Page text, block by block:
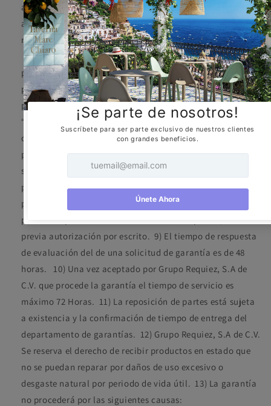
alteraciones al diseño del producto o instalación y/o
armado en forma inapropiada.4)En telas no incluidas en
nuestro catálogo, no ofrecemos ninguna garantía.
5)Marcas leves de inyección en el polipropileno o
policarbonato son causa normal del proceso aprobados
por Grupo Requiez. 6)
La piel es un producto natural y
puede presentar imperfecciones. Estas son la prueba de ser
“Piel Real”, reclamaciones podrán no ser aceptadas por las
condiciones naturales del producto. 7)La madera es un
producto natural y puede presentar imperfecciones. Estas
son la prueba de ser “Madera Natural”, reclamaciones
podrán no ser aceptadas por las condiciones naturales del
producto. 8)
Ningún trabajo de reparación de nuestros
productos podrá hacerse fuera de nuestra planta, sin
previa autorización por escrito. 9) El tiempo de respuesta
de evaluación del de una solicitud de garantía es de 48
horas. 10) Una vez aceptado por Grupo Requiez, S.A de
C.V. que procede la garantía el tiempo de servicio es
máximo 72 Horas. 11) La reposición de partes está sujeta
a existencia y la confirmación de tiempo de entrega del
departamento de garantías. 12) Grupo Requiez, S.A de C.V.
Se reserva el derecho de recibir productos en estado que
no se puedan reparar por daños de uso excesivo o
desgaste natural por periodo de vida útil. 13) La garantía
no procederá por las siguientes causas: